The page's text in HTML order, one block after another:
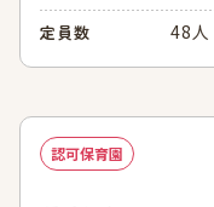
定員数 48人
認可保育園